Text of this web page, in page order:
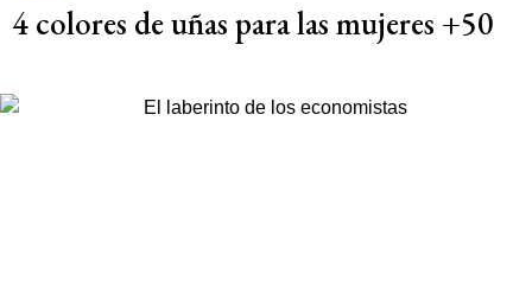
4 colores de uñas para las mujeres +50